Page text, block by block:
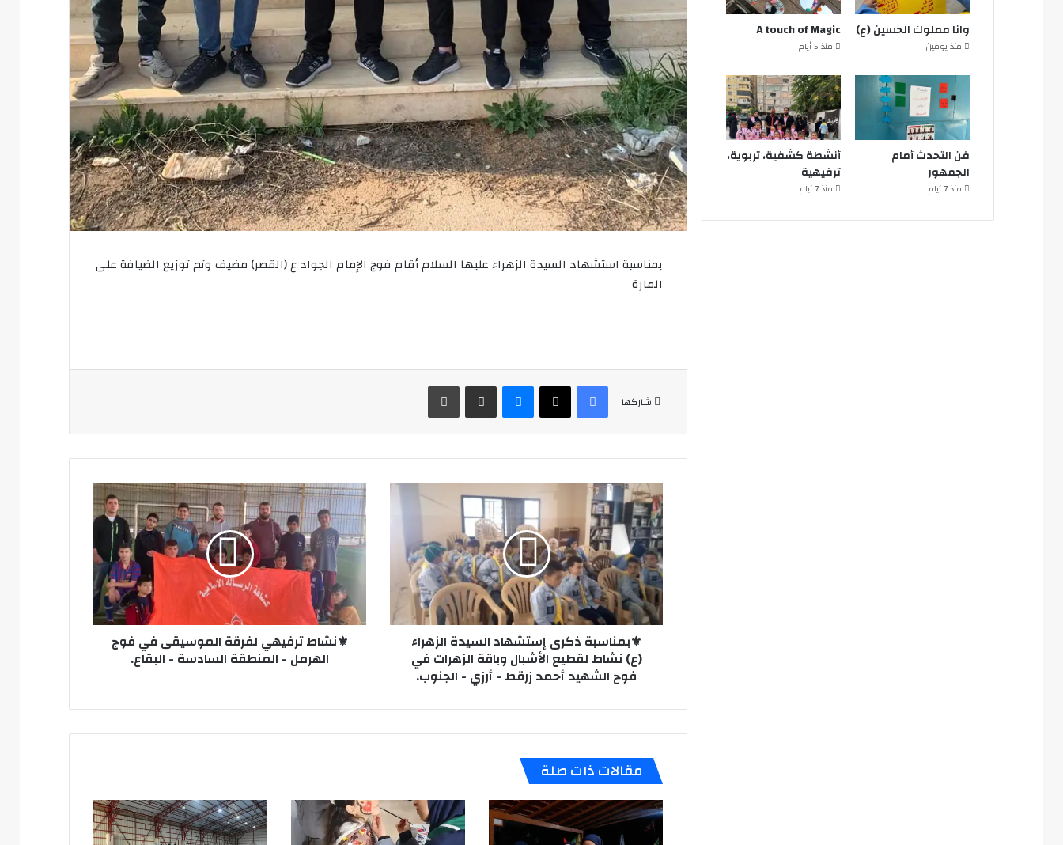
بمناسبة استشهاد السيدة الزهراء عليها السلام أقام فوج الإمام الجواد ع (القصر) مضيف وتم توزيع الضيافة على
المارة
شاركها
فيسبوك
‫X ماسنجر مشاركة عبر البريد طباعة
⚜️بمناسبة
ذكرى
إستشهاد
السيدة
الزهراء
(ع)
نشاط
لقطيع
الأشبال
وباقة
الزهرات
الشهيد
زرقط
أرزي
-
الجنوب.
⚜️بمناسبة ذكرى إستشهاد السيدة الزهراء
(ع) نشاط لقطيع الأشبال وباقة الزهرات في
فوح الشهيد أحمد زرقط - أرزي - الجنوب.
⚜️نشاط
ترفيهي
لفرقة
الموسيقى
الهرمل
المنطقة
السادسة
⚜️نشاط ترفيهي لفرقة الموسيقى في فوج
الهرمل - المنطقة السادسة - البقاع.
مقالات ذات صلة
وانا مملوك الحسين (ع)
منذ يومين
A touch of Magic
منذ 5 أيام
فن التحدث أمام
الجمهور
منذ 7 أيام
أنشطة كشفية، تربوية،
ترفيهية
منذ 7 أيام